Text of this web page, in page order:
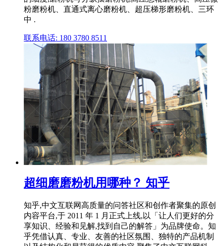
粉磨粉机、直通式离心磨粉机、超压梯形磨粉机、三环
中 .
联系电话: 180 3780 8511
超细磨磨粉机用哪种？ 知乎
知乎,中文互联网高质量的问答社区和创作者聚集的原创
内容平台,于 2011 年 1 月正式上线,以「让人们更好的分
享知识、经验和见解,找到自己的解答」为品牌使命。知
乎凭借认真、专业、友善的社区氛围、独特的产品机制